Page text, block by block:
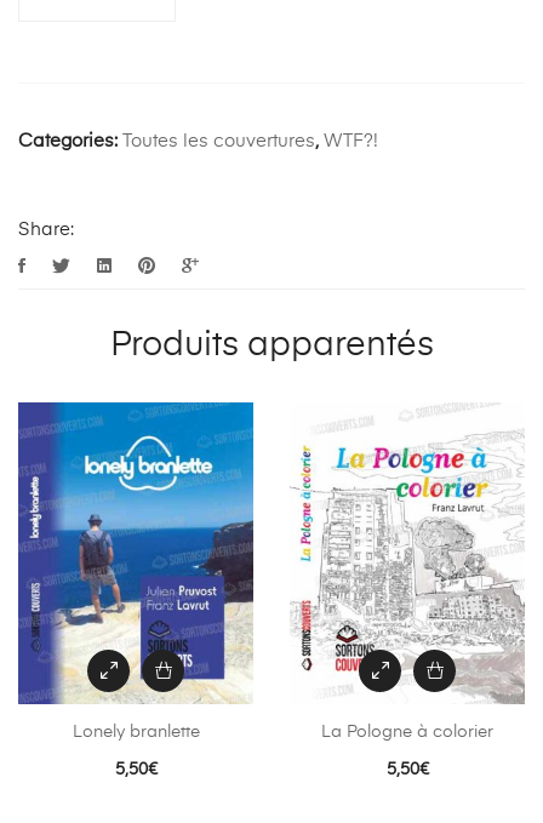
Categories: Toutes les couvertures, WTF?!
Share:
Produits apparentés
Lonely branlette
5,50€
La Pologne à colorier
5,50€